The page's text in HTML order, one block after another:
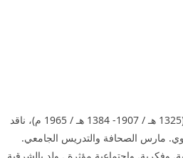
محمد عبد الحميد موسى مندور (1325 هـ / 1907- 1384 هـ / 1965 م)، ناقد
مارس الصحافة والتدريس الجامعي.